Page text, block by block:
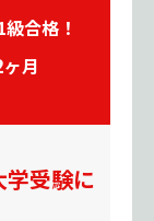
合格！
ヶ月
受験に